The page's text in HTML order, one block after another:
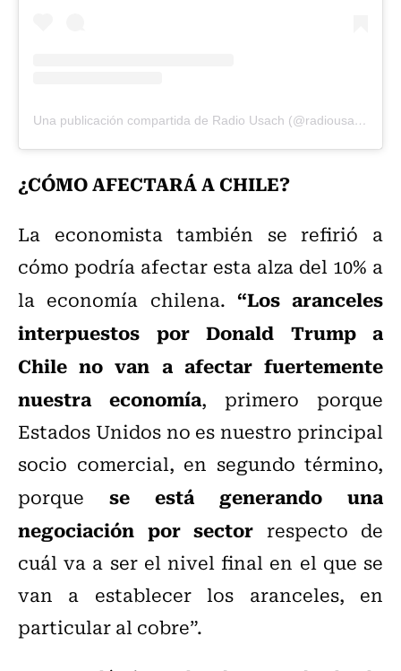
Una publicación compartida de Radio Usach (@radiousach)
¿CÓMO AFECTARÁ A CHILE?
La economista también se refirió a
cómo podría afectar esta alza del 10% a
la economía chilena. “Los aranceles
interpuestos por Donald Trump a
Chile no van a afectar fuertemente
nuestra economía, primero porque
Estados Unidos no es nuestro principal
socio comercial, en segundo término,
porque se está generando una
negociación por sector respecto de
cuál va a ser el nivel final en el que se
van a establecer los aranceles, en
particular al cobre”.